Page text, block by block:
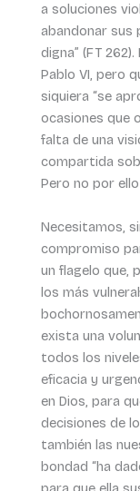
a soluciones
abandonar sus
digna” (FT
Pablo VI, pero
siquiera “se
ocasiones que
falta de una
compartida
Pero no por
Necesitamos,
compromiso
un flagelo que,
los más
exista una
todos los
eficacia y
en Dios, para
decisiones de
también las
bondad “ha